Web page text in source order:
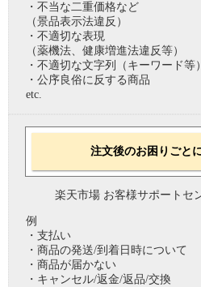
・不当な二重価格など
（景品表示法違反）
・不適切な表現
（薬機法、健康増進法違反等）
・不適切な文字列（キーワード等）
・公序良俗に反する商品
etc.
注文後のお困りごと
楽天市場 お客様サポートセ
例
・支払い
・商品の発送/到着日時について
・商品が届かない
・キャンセル/返金/返品/交換